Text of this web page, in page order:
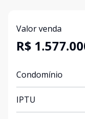
Valor venda
R$
Condomínio
IPTU